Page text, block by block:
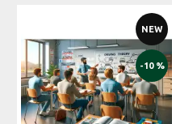
NEW
-10 %